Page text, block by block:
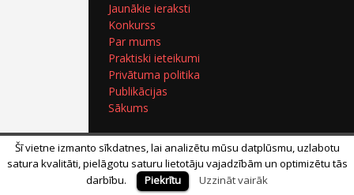
Jaunākie ieraksti
Konkurss
Par mums
Praktiski ieteikumi
Privātuma politika
Publikācijas
Sākums
Šī vietne izmanto sīkdatnes, lai analizētu mūsu datplūsmu, uzlabotu
satura kvalitāti, pielāgotu saturu lietotāju vajadzībām un optimizētu tās
darbību.
Piekrītu Uzzināt vairāk